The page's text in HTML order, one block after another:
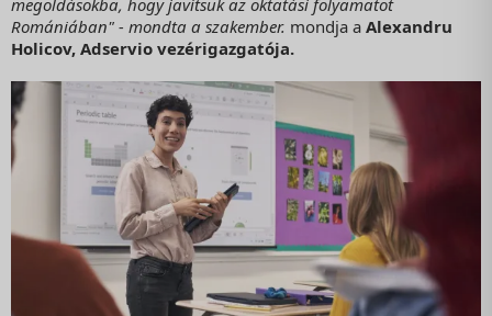
Romániában" - mondta a szakember. mondja a Alexandru
Holicov, Adservio vezérigazgatója.